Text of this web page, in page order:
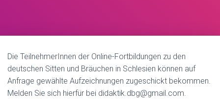
Die TeilnehmerInnen der Online-Fortbildungen zu den
deutschen Sitten und Bräuchen in Schlesien können auf
Anfrage gewählte Aufzeichnungen zugeschickt bekommen.
Melden Sie sich hierfür bei didaktik.dbg@gmail.com.